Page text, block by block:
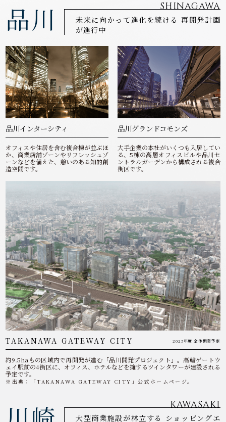
TAKANAWA GATEWAY CITY 2025年度 全体開業予定
約9.5haもの区域内で再開発が進む「品川開発プロジェクト」。高輪ゲートウ
ェイ駅前の4街区に、オフィス、ホテルなどを擁するツインタワーが建設される
予定です。
※出典：「TAKANAWA GATEWAY CITY」公式ホームページ。
品川
未来に向かって進化を続ける 再開発計画
が進行中
SHINAGAWA
品川インターシティ
オフィスや住居を含む複合棟が並ぶほ
か、商業店舗ゾーンやリフレッシュゾ
ーンなどを備えた、憩いのある知的創
造空間です。
品川グランドコモンズ
大手企業の本社がいくつも入居してい
る、5棟の高層オフィスビルや品川セ
ントラルガーデンから構成される複合
街区です。
大型商業施設が林立する ショッピングエ
KAWASAKI